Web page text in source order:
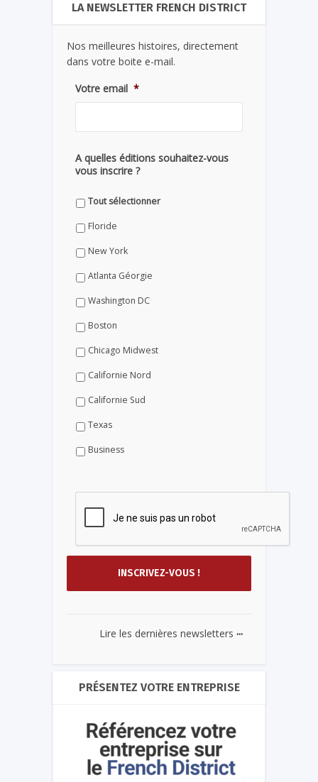
LA NEWSLETTER FRENCH DISTRICT
Nos meilleures histoires, directement
dans votre boite e-mail.
Votre email *
A quelles éditions souhaitez-vous
vous inscrire ?
Tout sélectionner
Floride
New York
Atlanta Géorgie
Washington DC
Boston
Chicago Midwest
Californie Nord
Californie Sud
Texas
Business
Lire les dernières newsletters ...
PRÉSENTEZ VOTRE ENTREPRISE